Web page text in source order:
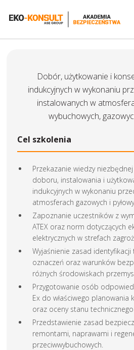
Dobór, użytkowanie i
indukcyjnych w wykonaniu
instalowanych w
wybuchowych,
Cel szkolenia
Przekazanie wiedzy
doboru, instalowania i
indukcyjnych w wykonaniu
atmosferach gazowych i
Zapoznanie uczestników z
ATEX oraz norm dotyczących
elektrycznych w strefach
Wyjaśnienie zasad
oznaczeń oraz warunków
różnych środowiskach
Przygotowanie osób
Ex do właściwego planowania
oraz oceny stanu
Przedstawienie zasad
remontami, naprawami i
przeciwwybuchowych.